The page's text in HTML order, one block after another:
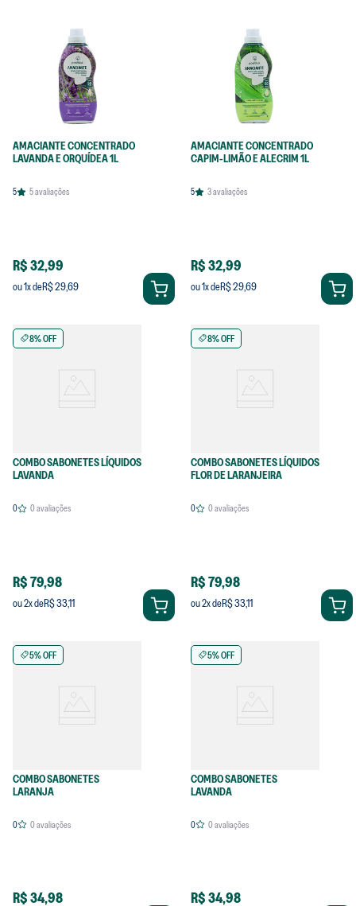
AMACIANTE CONCENTRADO
LAVANDA E ORQUÍDEA 1L
5 5avaliações
R$ 32,99
ou1x deR$ 29,69
AMACIANTE CONCENTRADO
CAPIM-LIMÃO E ALECRIM 1L
5 3avaliações
R$ 32,99
ou1x deR$ 29,69
8% OFF
COMBO SABONETES LÍQUIDOS
LAVANDA
0 0avaliações
R$ 79,98
ou2x deR$ 33,11
8% OFF
COMBO SABONETES LÍQUIDOS
FLOR DE LARANJEIRA
0 0avaliações
R$ 79,98
ou2x deR$ 33,11
5% OFF
COMBO SABONETES
LARANJA
0 0avaliações
R$ 34,98
5% OFF
COMBO SABONETES
LAVANDA
0 0avaliações
R$ 34,98